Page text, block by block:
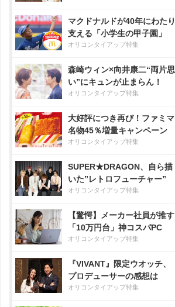
マクドナルドが40年にわたり
支える「小学生の甲子園」
オリコンタイアップ特集
森崎ウィン×向井康二“両片思
い”にキュンが止まらん！
オリコンタイアップ特集
大好評につき再び！ファミマ
名物45％増量キャンペーン
オリコンタイアップ特集
SUPER★DRAGON、自ら描
いた”レトロフューチャー”
オリコンタイアップ特集
【驚愕】メーカー社員が推す
「10万円台」神コスパPC
オリコンタイアップ特集
『VIVANT』限定ウオッチ、
プロデューサーの感想は
オリコンタイアップ特集